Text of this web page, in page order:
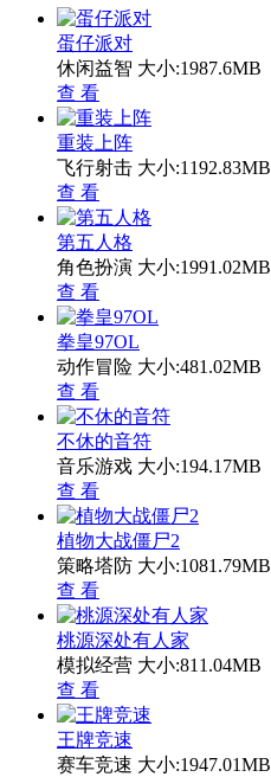
蛋仔派对
休闲益智 大小:1987.6MB
查 看
重装上阵
飞行射击 大小:1192.83MB
查 看
第五人格
角色扮演 大小:1991.02MB
查 看
拳皇97OL
动作冒险 大小:481.02MB
查 看
不休的音符
音乐游戏 大小:194.17MB
查 看
植物大战僵尸2
策略塔防 大小:1081.79MB
查 看
桃源深处有人家
模拟经营 大小:811.04MB
查 看
王牌竞速
赛车竞速 大小:1947.01MB